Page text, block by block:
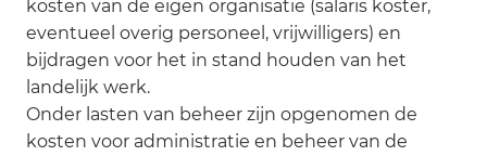
kosten van de eigen organisatie (salaris koster,
eventueel overig personeel, vrijwilligers) en
bijdragen voor het in stand houden van het
landelijk werk.
Onder lasten van beheer zijn opgenomen de
kosten voor administratie en beheer van de